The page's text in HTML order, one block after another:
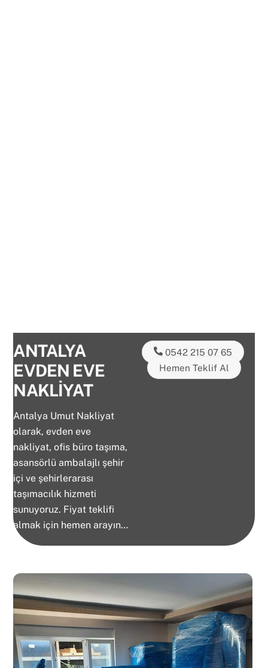
ANTALYA
EVDEN EVE
NAKLİYAT
Antalya Umut Nakliyat
olarak, evden eve
nakliyat, ofis büro taşıma,
asansörlü ambalajlı şehir
içi ve şehirlerarası
taşımacılık hizmeti
sunuyoruz. Fiyat teklifi
almak için hemen arayın…
0542 215 07 65
Hemen Teklif Al